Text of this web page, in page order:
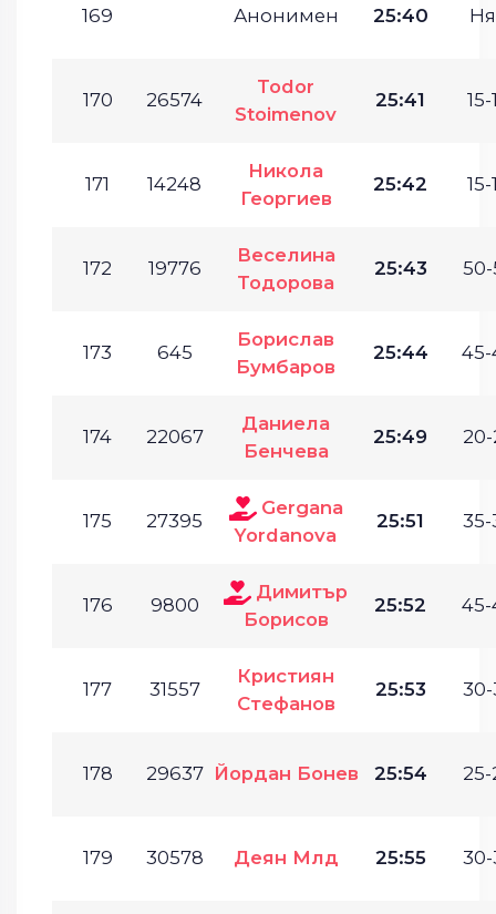
169 Анонимен 25:40
170 26574
Todor
Stoimenov
25:41 15-
171 14248
Никола
Георгиев
25:42 15-
172 19776
Веселина
Тодорова
25:43 50-
173 645
Борислав
Бумбаров
25:44 45-
174 22067
Даниела
Бенчева
25:49 20-
175 27395
Gergana
Yordanova
25:51 35-
176 9800
Димитър
Борисов
25:52 45-
177 31557
Кристиян
Стефанов
25:53 30-
178 29637 Йордан Бонев 25:54 25-
179 30578 Деян Млд 25:55 30-